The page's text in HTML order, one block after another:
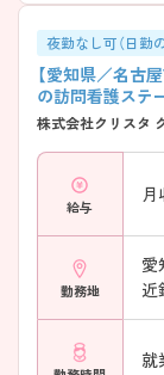
夜勤なし可（日勤
【愛知県／名古
の訪問看護ステ
株式会社クリスタ
給与
月
勤務地
愛
近
就